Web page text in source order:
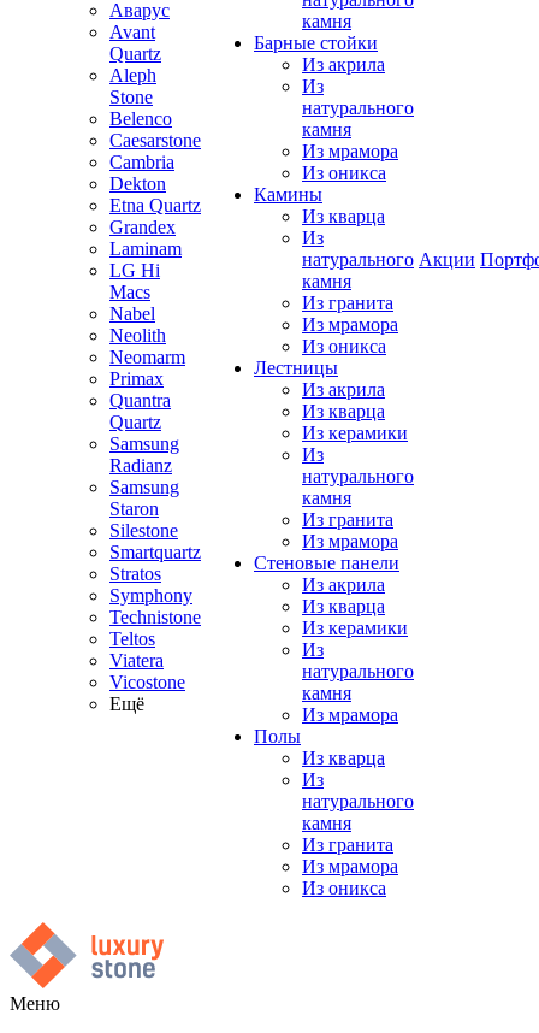
Аварус
Avant
Quartz
Aleph
Stone
Belenco
Caesarstone
Cambria
Dekton
Etna Quartz
Grandex
Laminam
LG Hi
Macs
Nabel
Neolith
Neomarm
Primax
Quantra
Quartz
Samsung
Radianz
Samsung
Staron
Silestone
Smartquartz
Stratos
Symphony
Technistone
Teltos
Viatera
Vicostone
Ещё
камня
Барные стойки
Из акрила
Из
натурального
камня
Из мрамора
Из оникса
Камины
Из кварца
Из
натурального
камня
Из гранита
Из мрамора
Из оникса
Лестницы
Из акрила
Из кварца
Из керамики
Из
натурального
камня
Из гранита
Из мрамора
Стеновые панели
Из акрила
Из кварца
Из керамики
Из
натурального
камня
Из мрамора
Полы
Из кварца
Из
натурального
камня
Из гранита
Из мрамора
Из оникса
Акции
Меню